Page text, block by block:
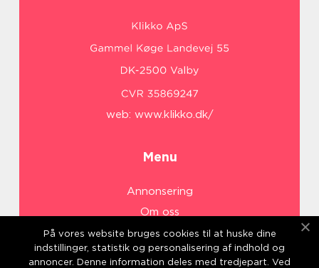
web: www.klikko.dk/
Menu
Annonsering
Om oss
Cookies
Kontakta oss
På vores website bruges cookies til at huske dine
indstillinger, statistik og personalisering af indhold og
annoncer. Denne information deles med tredjepart. Ved